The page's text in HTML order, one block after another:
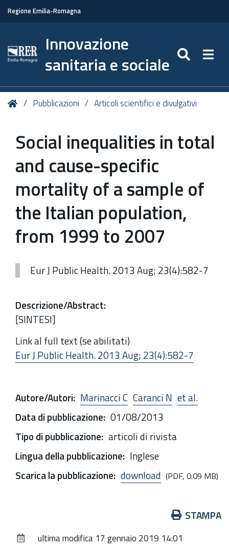
Regione Emilia-Romagna
Innovazione
sanitaria e sociale
Tu HomePubblicazioni Articoli scientifici e divulgativi
Social inequalities in total
and cause-specific
mortality of a sample of
the Italian population,
from 1999 to 2007
Eur J Public Health. 2013 Aug; 23(4):582-7
Descrizione/Abstract:
[SINTESI]
Link al full text (se abilitati)
Eur J Public Health. 2013 Aug; 23(4):582-7
Autore/Autori: Marinacci C Caranci N et al.
Data di pubblicazione: 01/08/2013
Tipo di pubblicazione: articoli di rivista
Lingua della pubblicazione: Inglese
Scarica la pubblicazione: download (PDF, 0.09 MB)
documento
STAMPA
ultima modifica 17 gennaio 2019 14:01